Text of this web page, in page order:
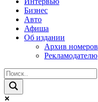
Бизнес
Авто
Афиша
Об издании
Архив номеров
Рекламодателю